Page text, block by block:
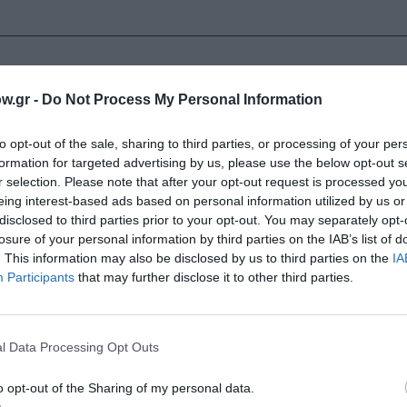
- Do Not Process My Personal Information
opt-out of the sale, sharing to third parties, or processing of your
for targeted advertising by us, please use the below opt-out
selection. Please note that after your opt-out request is processed
interest-based ads based on personal information utilized by us
to third parties prior to your opt-out. You may separately
of your personal information by third parties on the IAB’s list of
This information may also be disclosed by us to third parties on the
Participants that may further disclose it to other third parties.
Data Processing Opt Outs
opt-out of the Sharing of my personal data.
Τοποθεσία:
Διάφορες τοποθεσίες στη Θεσσαλονίκη (δείτε το
πρόγραμμα)
πρώτοι όλες τις ειδήσεις
στοCulturenow.gr